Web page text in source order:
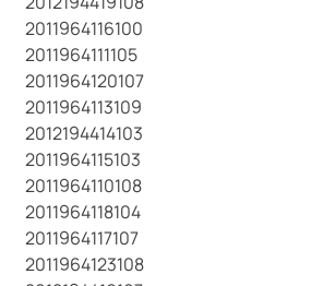
2011964116100
2011964111105
2011964120107
2011964113109
2012194414103
2011964115103
2011964110108
2011964118104
2011964117107
2011964123108